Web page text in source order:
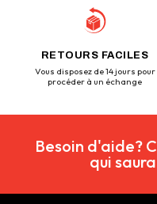
RETOURS FACILES
Vous disposez de 14 jours pour
procéder à un échange
Besoin d'aide?
qui